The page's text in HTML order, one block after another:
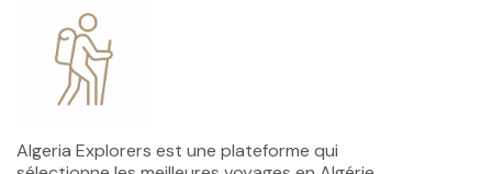
Algeria Explorers est une plateforme qui